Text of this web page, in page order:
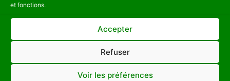
et fonctions.
Accepter
Refuser
Voir les préférences